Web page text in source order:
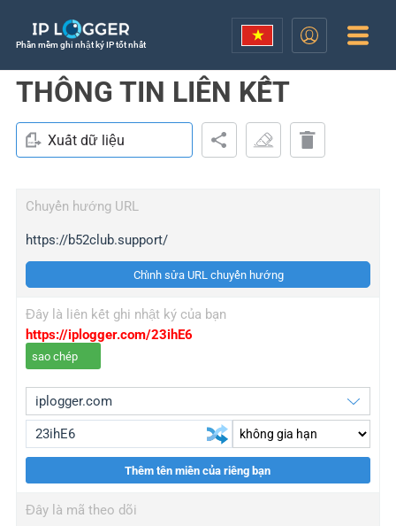
Phần mềm ghi nhật ký IP tốt nhất
THÔNG TIN LIÊN KẾT
Xuất dữ liệu
Chuyển hướng URL
https://b52club.support/
Chỉnh sửa URL chuyển hướng
Đây là liên kết ghi nhật ký của bạn
https://iplogger.com/23ihE6
sao chép
wl.gl
Thêm tên miền của riêng bạn
Đây là mã theo dõi